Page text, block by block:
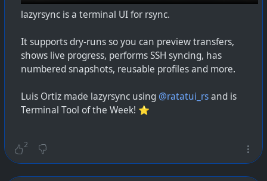
lazyrsync is a terminal UI for rsync.
It supports dry-runs so you can preview transfers,
shows live progress, performs SSH syncing, has
numbered snapshots, reusable profiles and more.
Luis Ortiz made lazyrsync using @ratatui_rsand is
Terminal Tool of the Week! ⭐️
2